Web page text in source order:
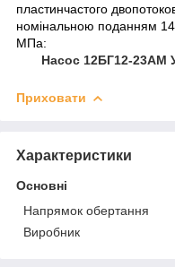
пластинчастого
номінальною поданням
МПа:
Насос 12БГ12-23АМ
Приховати
Характеристики
Основні
Напрямок обертання
Виробник